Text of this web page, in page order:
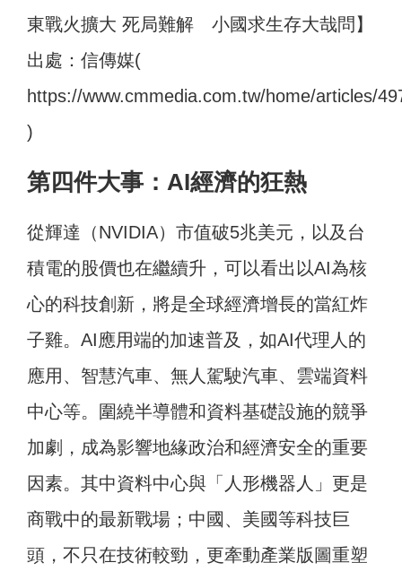
東戰火擴大 死局難解 小國求生存大哉問】
出處：信傳媒(
https://www.cmmedia.com.tw/home/articles/
)
第四件大事：AI經濟的狂熱
從輝達（NVIDIA）市值破5兆美元，以及台
積電的股價也在繼續升，可以看出以AI為核
心的科技創新，將是全球經濟增長的當紅炸
子雞。AI應用端的加速普及，如AI代理人的
應用、智慧汽車、無人駕駛汽車、雲端資料
中心等。圍繞半導體和資料基礎設施的競爭
加劇，成為影響地緣政治和經濟安全的重要
因素。其中資料中心與「人形機器人」更是
商戰中的最新戰場；中國、美國等科技巨
頭，不只在技術較勁，更牽動產業版圖重塑